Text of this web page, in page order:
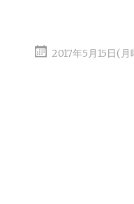
2017年5月15日(月